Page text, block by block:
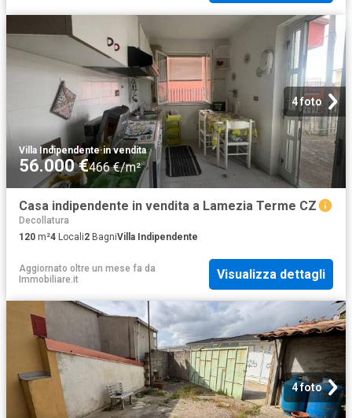
4 foto
Villa Indipendente·in vendita
56.000 €466 €/m²
Casa indipendente in vendita a Lamezia Terme CZ
Decollatura
120 m²4 Locali2 BagniVilla Indipendente
Aggiornato oltre un mese fa da
Immobiliare.it
Visualizza dettagli
4 foto